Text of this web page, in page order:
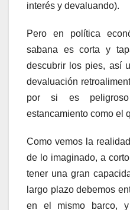
interés y devaluando).
Pero en política
sabana es corta y
descubrir los pies, así
devaluación
por si es
estancamiento como el
Como vemos la
de lo imaginado, a
tener una gran
largo plazo debemos
en el mismo barco, y